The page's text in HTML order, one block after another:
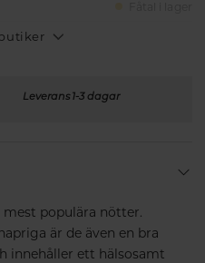
Leverans 1-3 dagar
mest populära nötter.
är de även en bra
innehåller ett hälsosamt